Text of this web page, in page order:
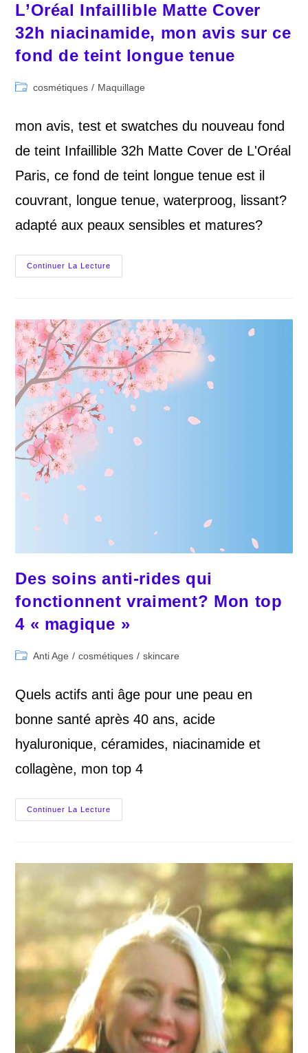
L’Oréal Infaillible Matte Cover
32h niacinamide, mon avis sur ce
fond de teint longue tenue
Postcosmétiques / Maquillage
mon avis, test et swatches du nouveau fond
de teint Infaillible 32h Matte Cover de L'Oréal
Paris, ce fond de teint longue tenue est il
couvrant, longue tenue, waterproog, lissant?
adapté aux peaux sensibles et matures?
Continuer La Lecture
Infaillible
Mon
Avis
Sur
Ce
Fond
De
Teint
Longue
Tenue
Des soins anti-rides qui
fonctionnent vraiment? Mon top
4 « magique »
PostAnti Age / cosmétiques / skincare
Quels actifs anti âge pour une peau en
bonne santé après 40 ans, acide
hyaluronique, céramides, niacinamide et
collagène, mon top 4
Continuer La Lecture
Soins
Mon
Top
« Magique »